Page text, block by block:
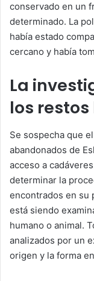
conservado en un
determinado. La
había estado
cercano y había
La
los
Se sospecha que
abandonados de
acceso a
determinar la
encontrados en su
está siendo
humano o animal.
analizados por un
origen y la forma